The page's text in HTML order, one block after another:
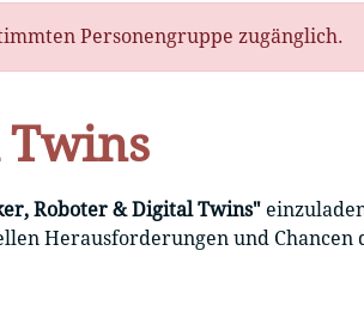
Personengruppe zugänglich.
Twins
Roboter & Digital Twins"
Herausforderungen und Chancen